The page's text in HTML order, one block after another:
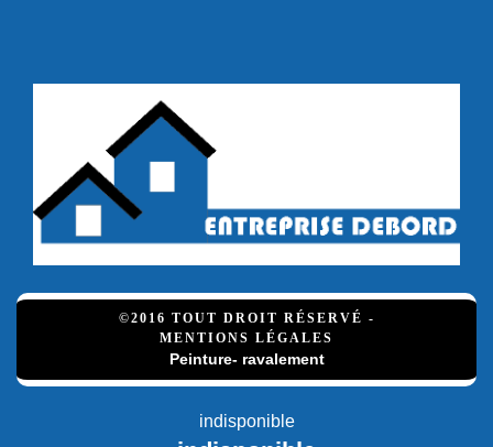
©2016 TOUT DROIT RÉSERVÉ -
MENTIONS LÉGALES
Peinture- ravalement
indisponible